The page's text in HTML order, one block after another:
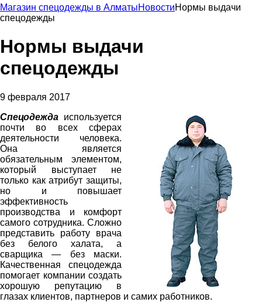
Магазин спецодежды в АлматыНовостиНормы выдачи
спецодежды
Нормы выдачи
спецодежды
9 февраля 2017
Спецодежда используется
почти во всех сферах
деятельности человека.
Она является
обязательным элементом,
который выступает не
только как атрибут защиты,
но и повышает
эффективность
производства и комфорт
самого сотрудника. Сложно
представить работу врача
без белого халата, а
сварщика — без маски.
Качественная спецодежда
помогает компании создать
хорошую репутацию в
глазах клиентов, партнеров и самих работников.